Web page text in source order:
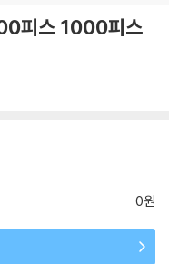
피스 1000피스
0원